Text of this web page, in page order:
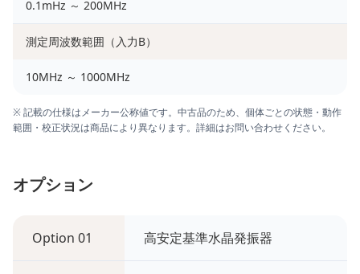
0.1mHz ～ 200MHz
測定周波数範囲（入力B）
10MHz ～ 1000MHz
※ 記載の仕様はメーカー公称値です。中古品のため、個体ごとの状態・動作
範囲・校正状況は商品により異なります。詳細はお問い合わせください。
オプション
Option 01 高安定基準水晶発振器